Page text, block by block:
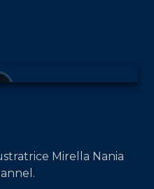
Mirella Nania